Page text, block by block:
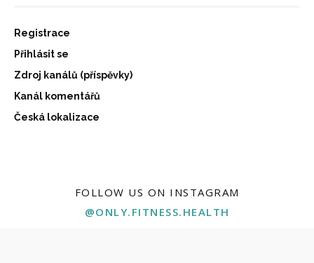
Registrace
Přihlásit se
Zdroj kanálů (příspěvky)
Kanál komentářů
Česká lokalizace
FOLLOW US ON INSTAGRAM
@ONLY.FITNESS.HEALTH